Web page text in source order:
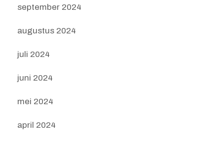
september 2024
augustus 2024
juli 2024
juni 2024
mei 2024
april 2024